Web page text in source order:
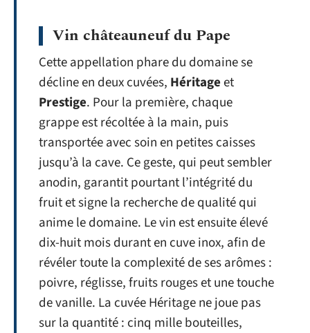
Vin châteauneuf du Pape
Cette appellation phare du domaine se
décline en deux cuvées, Héritageet
Prestige. Pour la première, chaque
grappe est récoltée à la main, puis
transportée avec soin en petites caisses
jusqu’à la cave. Ce geste, qui peut sembler
anodin, garantit pourtant l’intégrité du
fruit et signe la recherche de qualité qui
anime le domaine. Le vin est ensuite élevé
dix-huit mois durant en cuve inox, afin de
révéler toute la complexité de ses arômes :
poivre, réglisse, fruits rouges et une touche
de vanille. La cuvée Héritage ne joue pas
sur la quantité : cinq mille bouteilles,